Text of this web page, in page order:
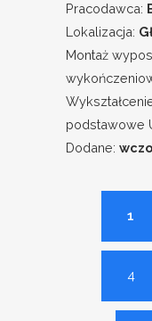
Pracodawca:
Lokalizacja:
Montaż
podstawowe
Dodane:
1
4